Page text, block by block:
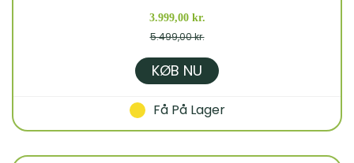
3.999,00 kr.
5.499,00 kr.
KØB NU
Få På Lager